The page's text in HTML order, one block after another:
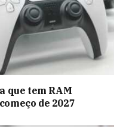
que tem RAM
de 2027